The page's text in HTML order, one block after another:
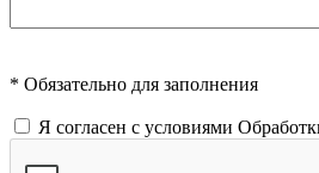
* Обязательно для заполнения
Я согласен с условиями